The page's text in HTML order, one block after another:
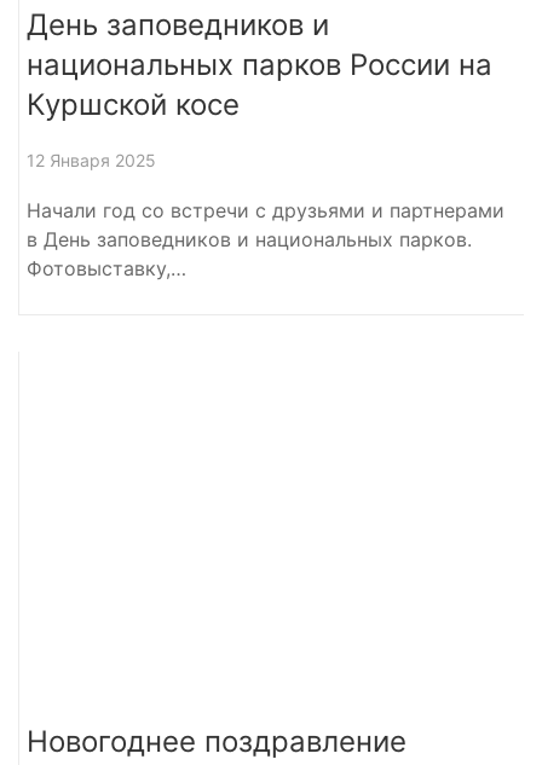
День заповедников и
национальных парков России на
Куршской косе
12 Января 2025
Начали год со встречи с друзьями и партнерами
в День заповедников и национальных парков.
Фотовыставку,…
Новогоднее поздравление